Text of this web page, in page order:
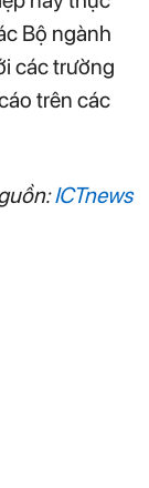
Bộ ngành
các trường
trên các
ICTnews